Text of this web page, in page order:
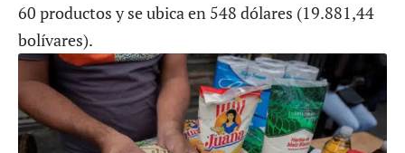
60 productos y se ubica en 548 dólares (19.881,44
bolívares).